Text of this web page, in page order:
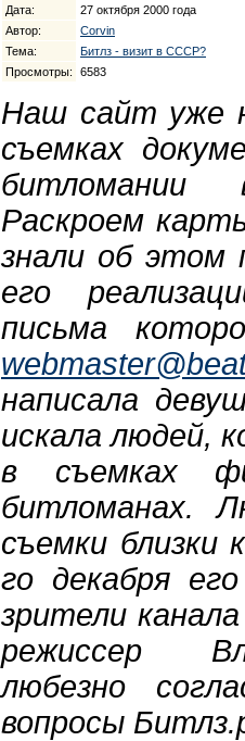
Дата:
27 октября 2000 года
Автор:
Corvin
Тема:
Битлз - визит в СССР?
Просмотры:
6583
Наш сайт уже
съемках
Раскроем
знали об этом
его
письма
написала
искала людей,
в съемках
битломанах.
съемки близки
го декабря
зрители
режиссер
любезно
вопросы